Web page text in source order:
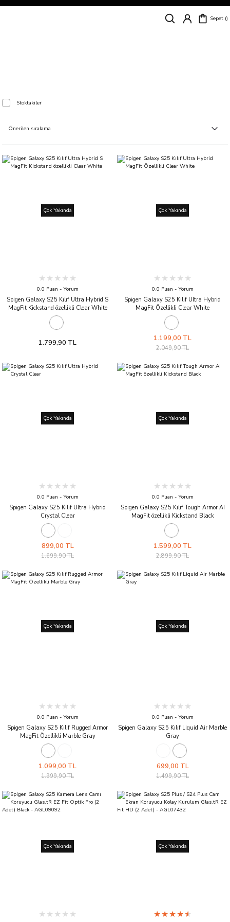
Siparişleriniz
Sepet
Stoktakiler
Çok Yakında
0.0 Puan - Yorum
Spigen Galaxy S25 Kılıf Ultra Hybrid S
MagFit Kickstand özellikli Clear White
1.799,90 TL
Çok Yakında
0.0 Puan - Yorum
Spigen Galaxy S25 Kılıf Ultra Hybrid
MagFit Özellikli Clear White
1.199,00 TL
2.049,90 TL
Çok Yakında
0.0 Puan - Yorum
Spigen Galaxy S25 Kılıf Ultra Hybrid
Crystal Clear
899,00 TL
1.699,90 TL
Çok Yakında
0.0 Puan - Yorum
Spigen Galaxy S25 Kılıf Tough Armor AI
MagFit özellikli Kickstand Black
1.599,00 TL
2.899,90 TL
Çok Yakında
0.0 Puan - Yorum
Spigen Galaxy S25 Kılıf Rugged Armor
MagFit Özellikli Marble Gray
1.099,00 TL
1.999,90 TL
Çok Yakında
0.0 Puan - Yorum
Spigen Galaxy S25 Kılıf Liquid Air Marble
Gray
699,00 TL
1.499,90 TL
Çok Yakında Çok Yakında